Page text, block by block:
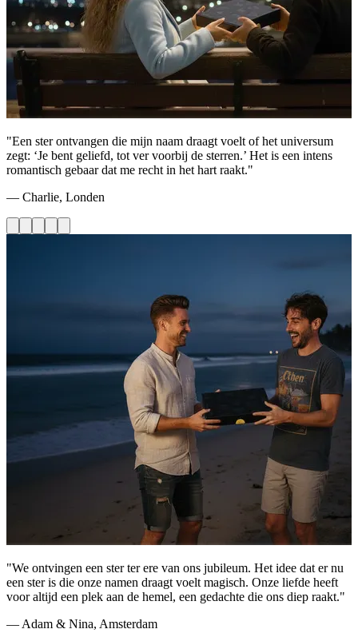
"Een ster ontvangen die mijn naam draagt voelt of het universum
zegt: ‘Je bent geliefd, tot ver voorbij de sterren.’ Het is een intens
romantisch gebaar dat me recht in het hart raakt."
— Charlie, Londen
"We ontvingen een ster ter ere van ons jubileum. Het idee dat er nu
een ster is die onze namen draagt voelt magisch. Onze liefde heeft
voor altijd een plek aan de hemel, een gedachte die ons diep raakt."
— Adam & Nina, Amsterdam